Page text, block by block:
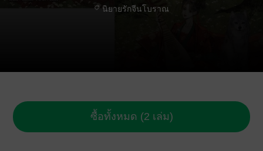
นิยายรักจีนโบราณ
ซื้อทั้งหมด (2 เล่ม)